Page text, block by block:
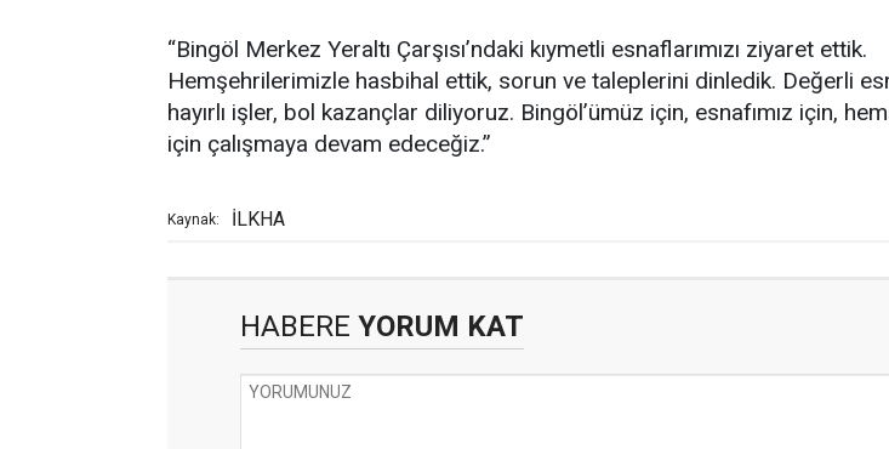
“Bingöl Merkez Yeraltı Çarşısı’ndaki kıymetli esnaflarımızı ziyaret ettik.
Hemşehrilerimizle hasbihal ettik, sorun ve taleplerini dinledik. Değerli
hayırlı işler, bol kazançlar diliyoruz. Bingöl’ümüz için, esnafımız için,
için çalışmaya devam edeceğiz.”
Kaynak: İLKHA
HABERE YORUM KAT